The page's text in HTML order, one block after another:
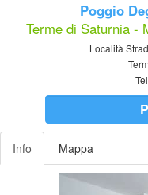
Poggio
Terme di Saturnia -
Località
Info Mappa
Previous